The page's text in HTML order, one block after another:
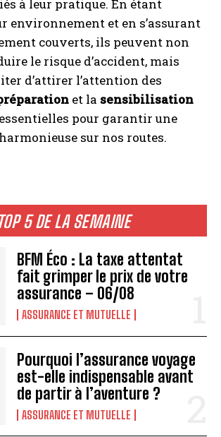
5 DE LA SEMAINE
BFM Éco : La taxe attentat
fait grimper le prix de votre
assurance – 06/08
ASSURANCE ET MUTUELLE
Pourquoi l’assurance voyage
est-elle indispensable avant
de partir à l’aventure ?
ASSURANCE ET MUTUELLE
à leur pratique. En étant
environnement et en s’assurant
couverts, ils peuvent non
le risque d’accident, mais
d’attirer l’attention des
et la sensibilisation
pour garantir une
sur nos routes.